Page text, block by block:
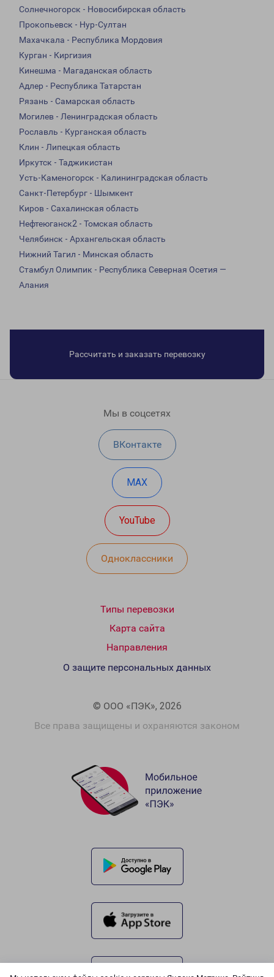
Солнечногорск - Новосибирская область
Прокопьевск - Нур-Султан
Махачкала - Республика Мордовия
Курган - Киргизия
Кинешма - Магаданская область
Адлер - Республика Татарстан
Рязань - Самарская область
Могилев - Ленинградская область
Рославль - Курганская область
Клин - Липецкая область
Иркутск - Таджикистан
Усть-Каменогорск - Калининградская область
Санкт-Петербург - Шымкент
Киров - Сахалинская область
Нефтеюганск2 - Томская область
Челябинск - Архангельская область
Нижний Тагил - Минская область
Стамбул Олимпик - Республика Северная Осетия —
Алания
Рассчитать и заказать перевозку
Мы в соцсетях
ВКонтакте
MAX
YouTube
Одноклассники
Типы перевозки
Карта сайта
Направления
© ООО «ПЭК», 2026
Все права защищены и охраняются законом
О защите персональных данных